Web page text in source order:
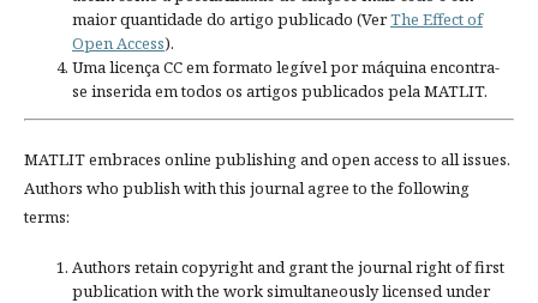
maior quantidade do artigo publicado (VerThe Effect of
Open Access).
Uma licença CC em formato legível por máquina encontra-
se inserida em todos os artigos publicados pela MATLIT.
MATLIT embraces online publishing and open access to all issues.
Authors who publish with this journal agree to the following
terms:
Authors retain copyright and grant the journal right of first
publication with the work simultaneously licensed under